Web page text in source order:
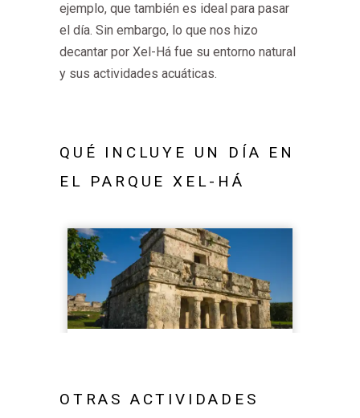
ejemplo, que también es ideal para pasar
el día. Sin embargo, lo que nos hizo
decantar por Xel-Há fue su entorno natural
y sus actividades acuáticas.
QUÉ INCLUYE UN DÍA EN
EL PARQUE XEL-HÁ
OTRAS ACTIVIDADES